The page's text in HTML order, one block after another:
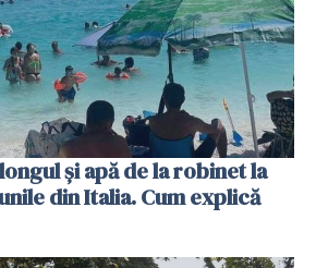
și apă de la robinet la
din Italia. Cum explică